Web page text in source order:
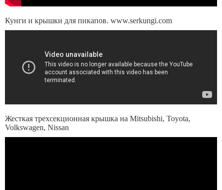
Кунги и крышки для пикапов. www.serkungi.com
Жесткая трехсекционная крышка на Mitsubishi, Toyota,
Volkswagen, Nissan